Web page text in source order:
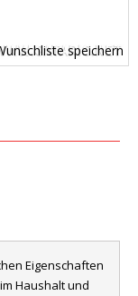
speichern
Eigenschaften
Haushalt und